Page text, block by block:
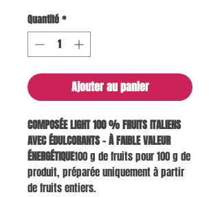
Quantité*
Ajouter au panier
COMPOSÉE LIGHT 100 % FRUITS ITALIENS
AVEC ÉDULCORANTS – À FAIBLE VALEUR
ÉNERGÉTIQUE100 g de fruits pour 100 g de
produit, préparée uniquement à partir
de fruits entiers.